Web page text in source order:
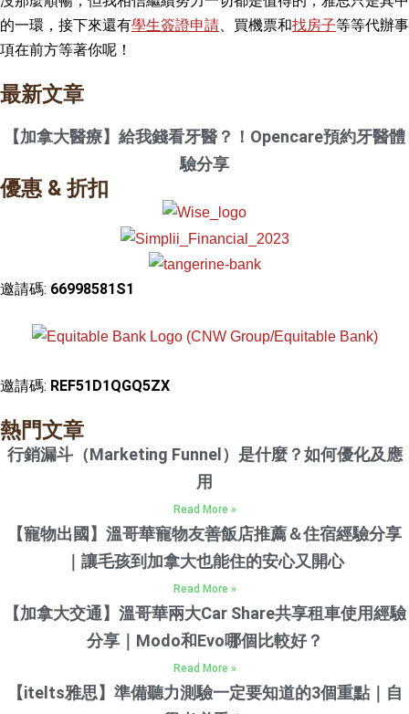
的一環，接下來還有學生簽證申請、買機票和找房子等等代辦事
項在前方等著你呢！
最新文章
【加拿大醫療】給我錢看牙醫？！Opencare預約牙醫體
驗分享
優惠 & 折扣
邀請碼: 66998581S1
邀請碼: REF51D1QGQ5ZX
熱門文章
行銷漏斗（Marketing Funnel）是什麼？如何優化及應
用
Read More »
【寵物出國】溫哥華寵物友善飯店推薦＆住宿經驗分享
｜讓毛孩到加拿大也能住的安心又開心
Read More »
【加拿大交通】溫哥華兩大Car Share共享租車使用經驗
分享｜Modo和Evo哪個比較好？
Read More »
【itelts雅思】準備聽力測驗一定要知道的3個重點｜自